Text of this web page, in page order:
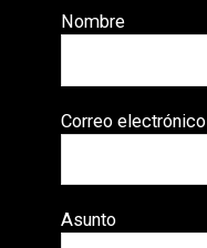
Nombre
Correo electrónico
Asunto